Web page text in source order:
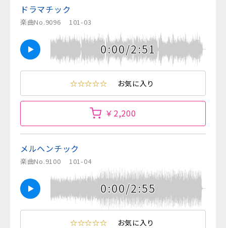
ドラマチック
楽曲No.9096 101-03
0:00/2:51
☆☆☆☆☆ お気に入り
￥2,200
メルヘンチック
楽曲No.9100 101-04
0:00/2:55
☆☆☆☆☆ お気に入り